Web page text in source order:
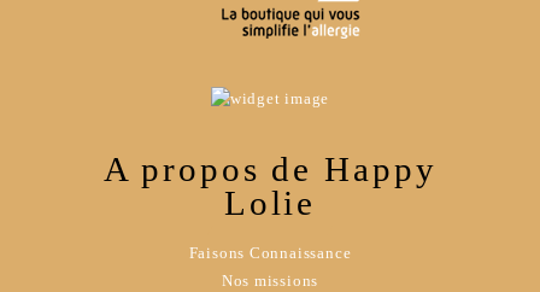
A propos de Happy
Lolie
Faisons Connaissance
Nos missions